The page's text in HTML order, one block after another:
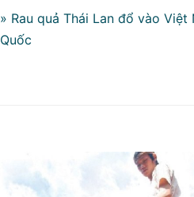
» Rau quả Thái Lan đổ vào
Quốc